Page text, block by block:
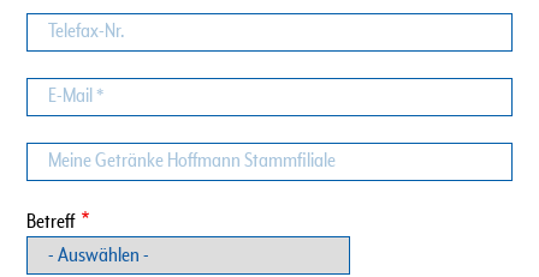
Telefax-
Nr.
Mail
Meine
Getränke
Hoffmann
Stammfiliale
Betreff